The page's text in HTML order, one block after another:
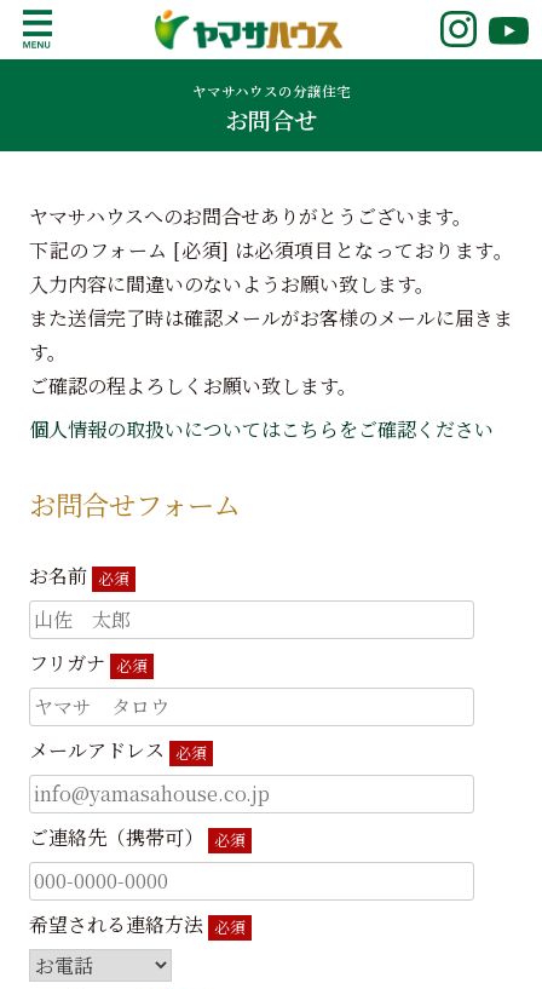
o
鹿児島で注文住宅ならヤマサハウス
新築の注文住宅や建売モデルハウスをお探し
の方はこちら。鹿児島県内で11年連続ナンバ
ーワンの実績を誇る、絆の家でおなじみの
ヤマサハウス。展示場情報や家づくりのこだ
ヤマサハウスの分譲住宅
お問合せ
ヤマサハウスへのお問合せありがとうございます。
下記のフォーム [必須] は必須項目となっております。
入力内容に間違いのないようお願い致します。
また送信完了時は確認メールがお客様のメールに届きま
す。
ご確認の程よろしくお願い致します。
個人情報の取扱いについてはこちらをご確認ください
お問合せフォーム
お名前 必須
フリガナ 必須
メールアドレス 必須
ご連絡先（携帯可） 必須
希望される連絡方法 必須